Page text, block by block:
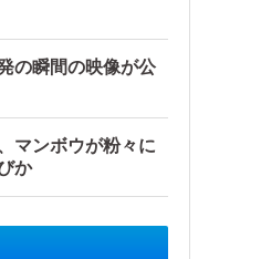
の瞬間の映像が公
マンボウが粉々に
か